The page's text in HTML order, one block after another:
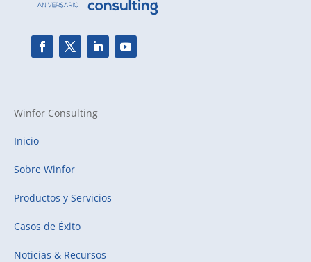
Winfor Consulting
Inicio
Sobre Winfor
Productos y Servicios
Casos de Éxito
Noticias & Recursos